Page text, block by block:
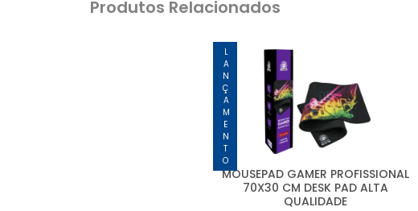
Produtos Relacionados
LANÇAMENTO
MOUSEPAD GAMER PROFISSIONAL
70X30 CM DESK PAD ALTA
QUALIDADE